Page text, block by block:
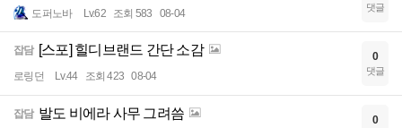
도퍼노바 Lv.62 조회 583 08-04 댓글
잡담 [스포] 힐디브랜드 간단 소감
로링던 Lv.44 조회 423 08-04
0
댓글
잡담 발도 비에라 사무 그려씀 0